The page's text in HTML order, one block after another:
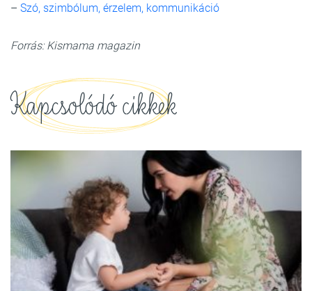
– Szó, szimbólum, érzelem, kommunikáció
Forrás: Kismama magazin
Kapcsolódó cikkek